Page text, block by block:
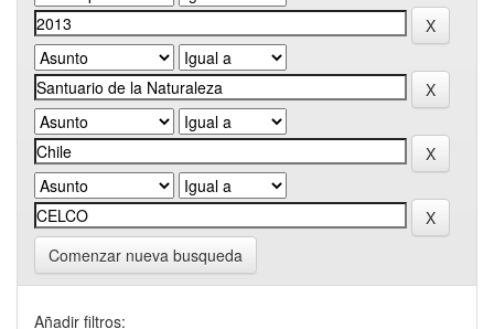
Comenzar nueva busqueda
Añadir filtros: